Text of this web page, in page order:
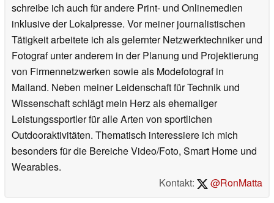
schreibe ich auch für andere Print- und Onlinemedien
inklusive der Lokalpresse. Vor meiner journalistischen
Tätigkeit arbeitete ich als gelernter Netzwerktechniker und
Fotograf unter anderem in der Planung und Projektierung
von Firmennetzwerken sowie als Modefotograf in
Mailand. Neben meiner Leidenschaft für Technik und
Wissenschaft schlägt mein Herz als ehemaliger
Leistungssportler für alle Arten von sportlichen
Outdooraktivitäten. Thematisch interessiere ich mich
besonders für die Bereiche Video/Foto, Smart Home und
Wearables.
Kontakt:
@RonMatta